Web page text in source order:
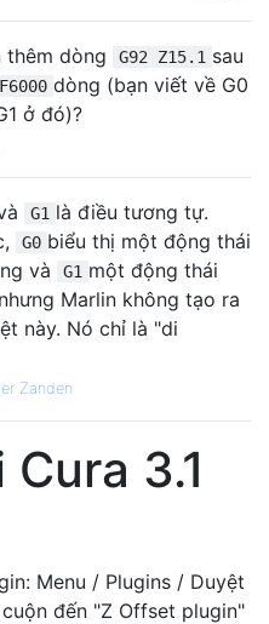
thêm dòng G92 Z15.1 sau
dòng (bạn viết về G0
ở đó)?
G1 là điều tương tự.
G0 biểu thị một động thái
và
G1 một động thái
Marlin không tạo ra
này. Nó chỉ là "di
Zanden
3.1
Menu / Plugins / Duyệt
đến "Z Offset plugin"